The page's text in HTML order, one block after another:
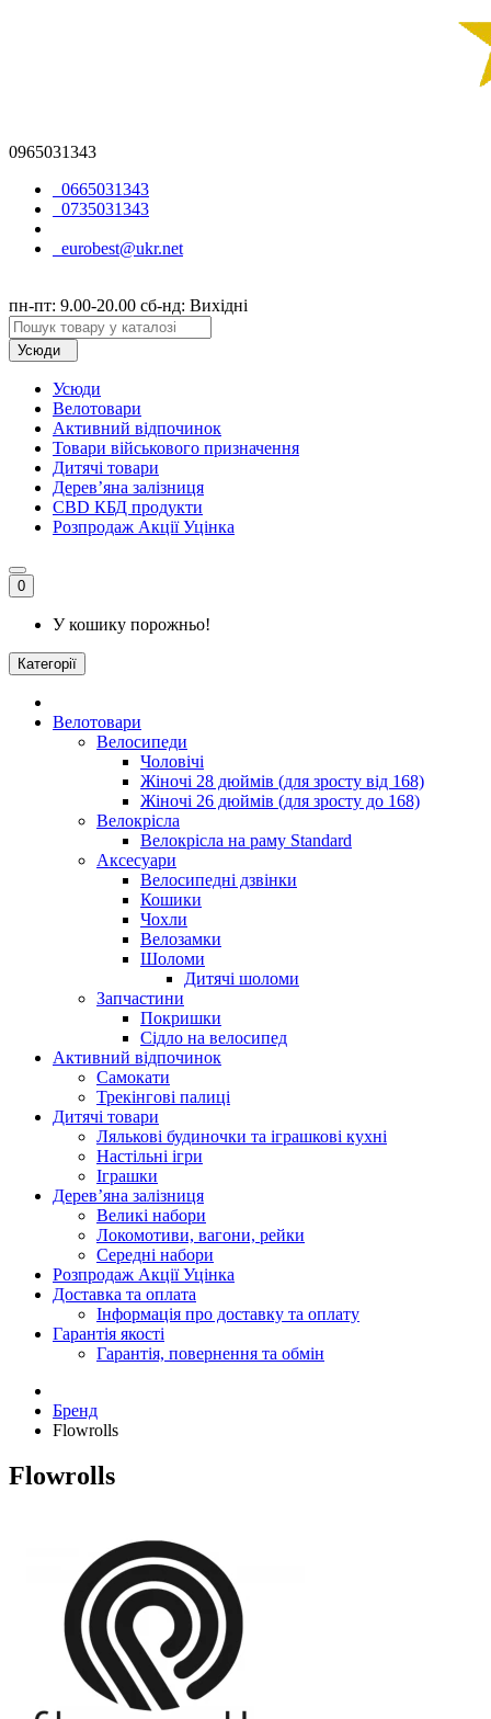
0965031343
0665031343
0735031343
eurobest@ukr.net
пн-пт: 9.00-20.00 сб-нд: Вихідні
Усюди
Усюди
Велотовари
Активний відпочинок
Товари військового призначення
Дитячі товари
Дерев’яна залізниця
CBD КБД продукти
Розпродаж Акції Уцінка
0
У кошику порожньо!
Категорії
Велотовари
Велосипеди
Чоловічі
Жіночі 28 дюймів (для зросту від 168)
Жіночі 26 дюймів (для зросту до 168)
Велокрісла
Велокрісла на раму Standard
Аксесуари
Велосипедні дзвінки
Кошики
Чохли
Велозамки
Шоломи
Дитячі шоломи
Запчастини
Покришки
Сідло на велосипед
Активний відпочинок
Самокати
Трекінгові палиці
Дитячі товари
Лялькові будиночки та іграшкові кухні
Настільні ігри
Іграшки
Дерев’яна залізниця
Великі набори
Локомотиви, вагони, рейки
Середні набори
Розпродаж Акції Уцінка
Доставка та оплата
Інформація про доставку та оплату
Гарантія якості
Гарантія, повернення та обмін
Бренд
Flowrolls
Flowrolls